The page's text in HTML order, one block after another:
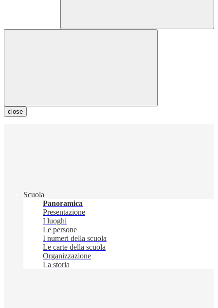
close
Scuola
Panoramica
Presentazione
I luoghi
Le persone
I numeri della scuola
Le carte della scuola
Organizzazione
La storia